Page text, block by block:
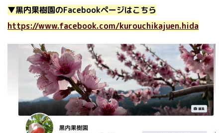
▼黒内果樹園のFacebookページはこちら
https://www.facebook.com/kurouchikajuen.hida